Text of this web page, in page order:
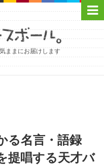
ままにお届けします
る名言・語録
提唱する天才バ